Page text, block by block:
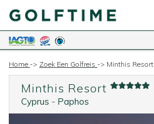
Home -> Zoek Een Golfreis -> Minthis Resort
Minthis Resort
Cyprus - Paphos